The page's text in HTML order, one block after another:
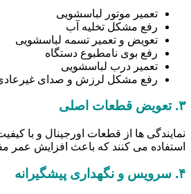
تعمیر موتور لباسشویی
رفع مشکل تخلیه آب
تعویض و تعمیر تسمه لباسشویی
رفع بوی نامطبوع دستگاه
تعمیر درب لباسشویی
رفع مشکل لرزش و صدای
۳. تعویض قطعات اصلی
نمایندگی ها از قطعات اورجینال و با
استفاده می کنند که باعث افزایش عمر
۴. سرویس و نگهداری پیشگیرانه